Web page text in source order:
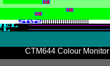
CTM644 Colour Monitor